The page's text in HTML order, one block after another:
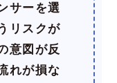
サーを選
リスクが
意図が反
れが損な